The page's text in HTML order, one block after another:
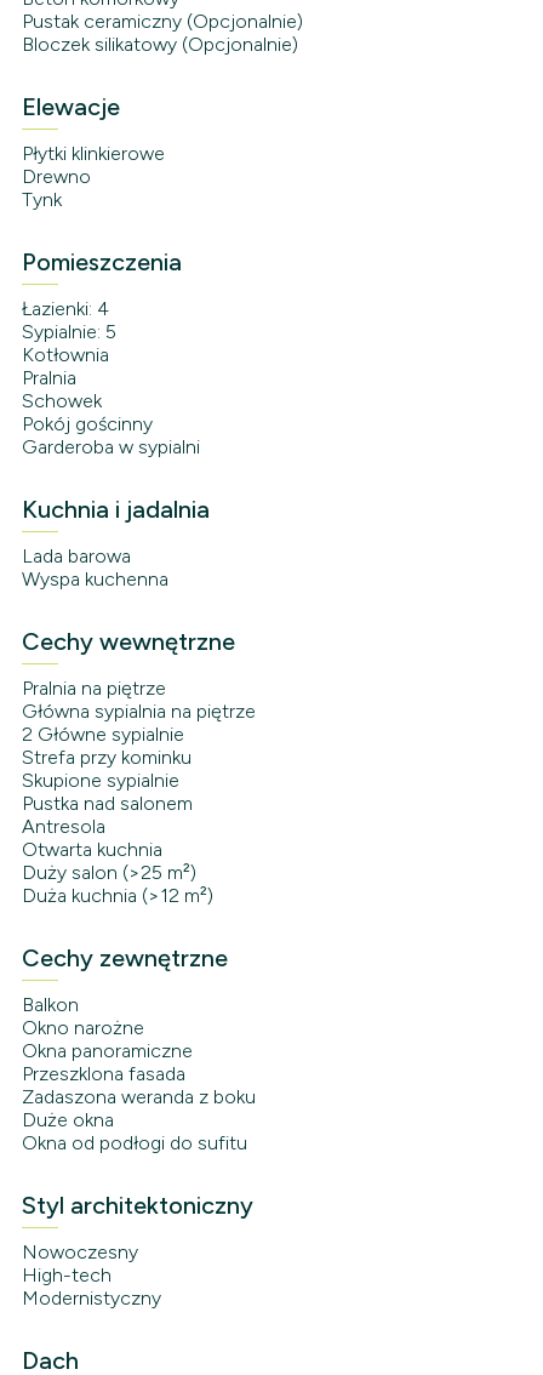
Pustak ceramiczny (Opcjonalnie)
Bloczek silikatowy (Opcjonalnie)
Elewacje
Płytki klinkierowe
Drewno
Tynk
Pomieszczenia
Łazienki: 4
Sypialnie: 5
Kotłownia
Pralnia
Schowek
Pokój gościnny
Garderoba w sypialni
Kuchnia i jadalnia
Lada barowa
Wyspa kuchenna
Cechy wewnętrzne
Pralnia na piętrze
Główna sypialnia na piętrze
2 Główne sypialnie
Strefa przy kominku
Skupione sypialnie
Pustka nad salonem
Antresola
Otwarta kuchnia
Duży salon (>25 m²)
Duża kuchnia (>12 m²)
Cechy zewnętrzne
Balkon
Okno narożne
Okna panoramiczne
Przeszklona fasada
Zadaszona weranda z boku
Duże okna
Okna od podłogi do sufitu
Styl architektoniczny
Nowoczesny
High-tech
Modernistyczny
Dach